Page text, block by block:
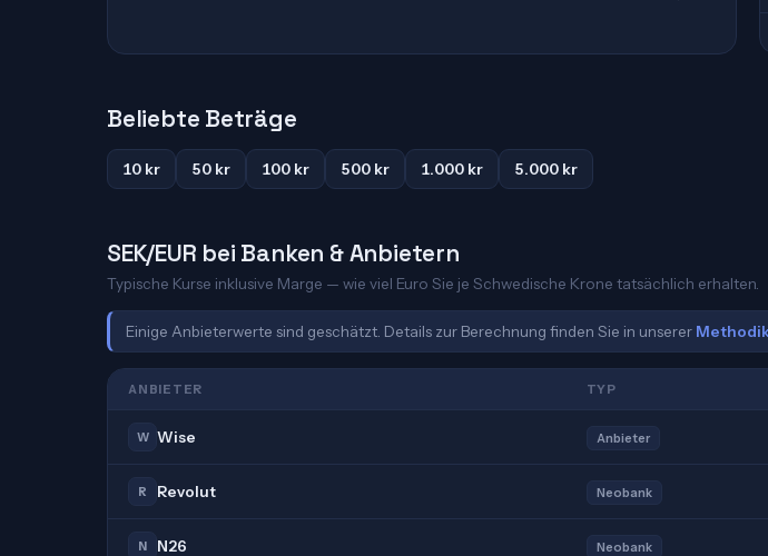
Beliebte Beträge
10 kr 50 kr 100 kr 500 kr 1.000 kr 5.000 kr
SEK/EUR bei Banken & Anbietern
Typische Kurse inklusive Marge — wie viel Euro Sie je Schwedische Krone tatsächlich erhalten.
Einige Anbieterwerte sind geschätzt. Details zur Berechnung finden Sie in unserer Methodik
ANBIETER TYP
W Wise Anbieter
R Revolut Neobank
N N26 Neobank